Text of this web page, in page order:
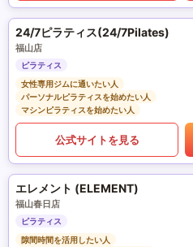
24/7ピラティス(24/7Pilates)
福山店
ピラティス
女性専用ジムに通いたい人
パーソナルピラティスを始めたい人
マシンピラティスを始めたい人
公式サイトを見る
エレメント (ELEMENT)
福山春日店
ピラティス
隙間時間を活用したい人